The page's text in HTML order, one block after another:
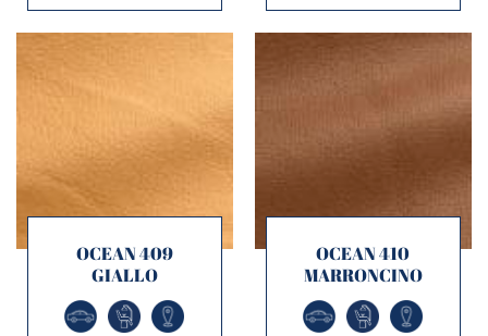
OCEAN 409
GIALLO
OCEAN 410
MARRONCINO